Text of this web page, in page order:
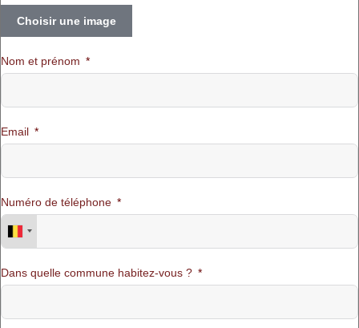
Choisir une image
Nom et prénom
Email
Numéro de téléphone
Dans quelle commune habitez-vous ?